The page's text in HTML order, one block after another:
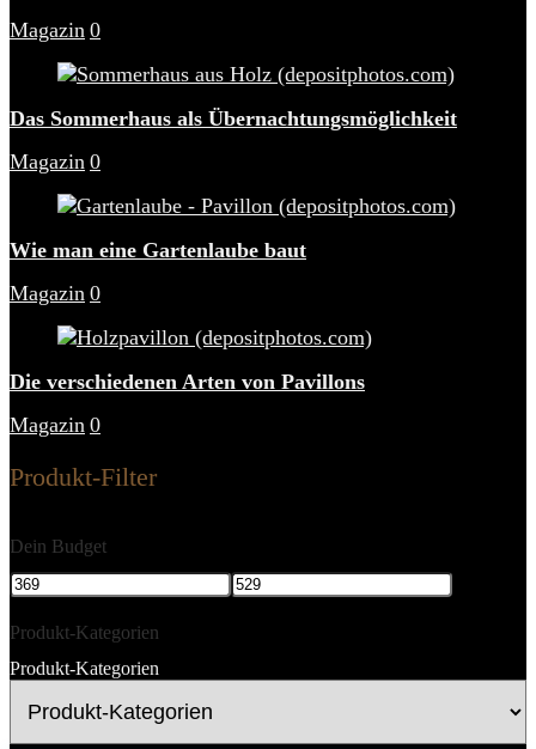
Magazin 0
Das Sommerhaus als Übernachtungsmöglichkeit
Magazin 0
Wie man eine Gartenlaube baut
Magazin 0
Die verschiedenen Arten von Pavillons
Magazin 0
Produkt-Filter
Dein Budget
Produkt-Kategorien
Produkt-Kategorien